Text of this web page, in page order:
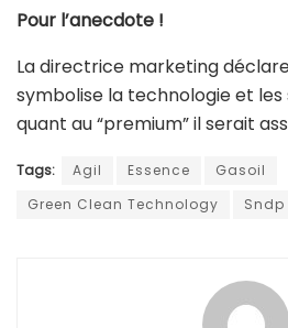
Pour l’anecdote !
La directrice marketing déclare
symbolise la technologie et
quant au “premium” il serait
Tags: Agil Essence
Gasoil
Green Clean Technology
Sndp